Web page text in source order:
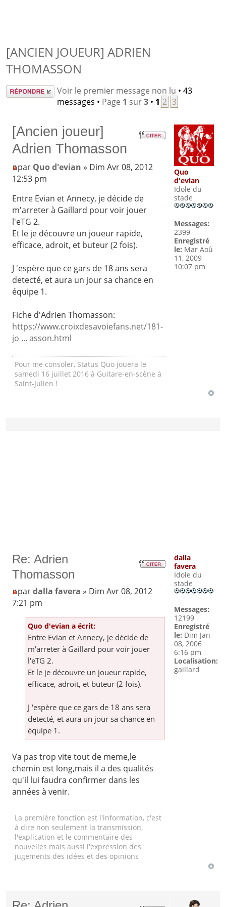
[ANCIEN JOUEUR] ADRIEN
THOMASSON
Répondre Voir le premier message non lu • 43
messages • Page 1 sur3• 1 2 3
[Ancien joueur]
Adrien Thomasson
par Quo d'evian » Dim Avr 08, 2012
12:53 pm
Entre Evian et Annecy, je décide de
m'arreter à Gaillard pour voir jouer
l'eTG 2.
Et le je découvre un joueur rapide,
efficace, adroit, et buteur (2 fois).
J 'espère que ce gars de 18 ans sera
detecté, et aura un jour sa chance en
équipe 1.
Fiche d'Adrien Thomasson:
https://www.croixdesavoiefans.net/181-
jo ... asson.html
Pour me consoler, Status Quo jouera le
samedi 16 juillet 2016 à Guitare-en-scène à
Saint-Julien !
Quo
d'evian
Idole du
stade
Messages:
2399
Enregistré
le: Mar Aoû
11, 2009
10:07 pm
Re: Adrien
Thomasson
pardalla favera » Dim Avr 08, 2012
7:21 pm
Quo d'evian a écrit:
Entre Evian et Annecy, je décide de
m'arreter à Gaillard pour voir jouer
l'eTG 2.
Et le je découvre un joueur rapide,
efficace, adroit, et buteur (2 fois).
J 'espère que ce gars de 18 ans sera
detecté, et aura un jour sa chance en
équipe 1.
Va pas trop vite tout de meme,le
chemin est long,mais il a des qualités
qu'il lui faudra confirmer dans les
années à venir.
La première fonction est l'information, c'est
à dire non seulement la transmission,
l'explication et le commentaire des
nouvelles mais aussi l'expression des
jugements des idées et des opinions
dalla
favera
Idole du
stade
Messages:
12199
Enregistré
le: Dim Jan
08, 2006
6:16 pm
Localisation:
gaillard